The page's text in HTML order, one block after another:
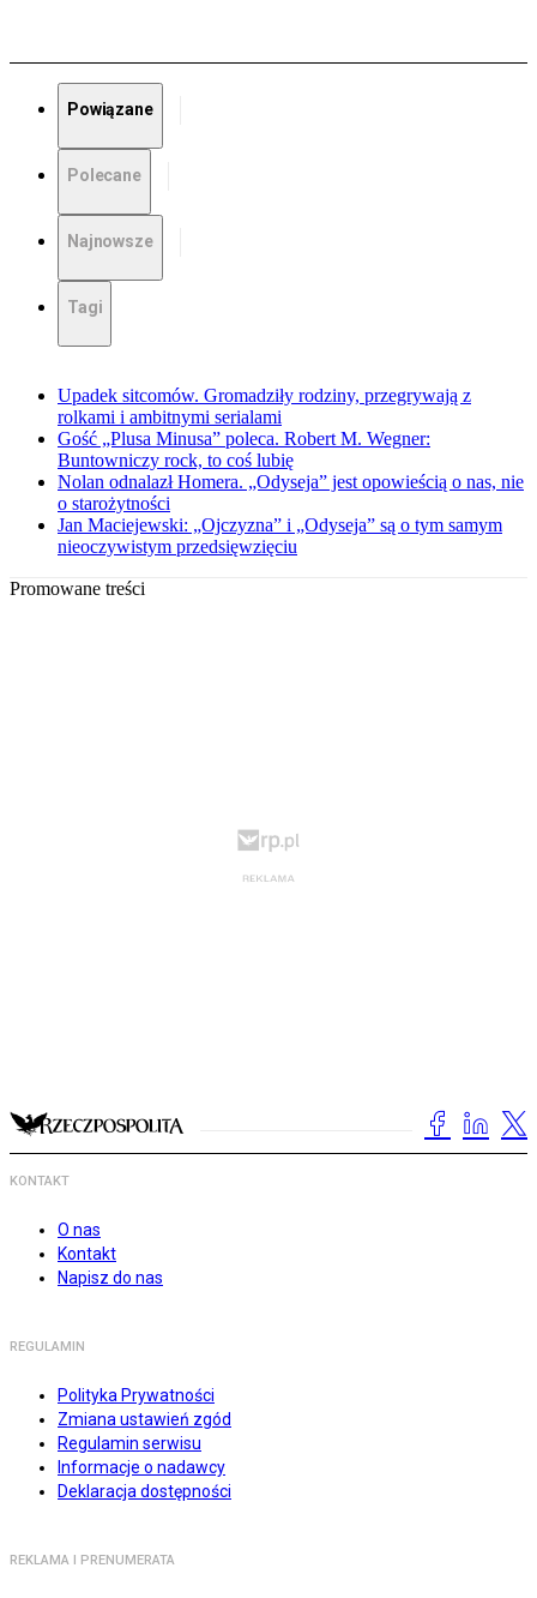
Powiązane
Polecane
Najnowsze
Tagi
Upadek sitcomów. Gromadziły rodziny, przegrywają z
rolkami i ambitnymi serialami
Gość „Plusa Minusa” poleca. Robert M. Wegner:
Buntowniczy rock, to coś lubię
Nolan odnalazł Homera. „Odyseja” jest opowieścią o nas, nie
o starożytności
Jan Maciejewski: „Ojczyzna” i „Odyseja” są o tym samym
nieoczywistym przedsięwzięciu
Promowane treści
KONTAKT
O nas
Kontakt
Napisz do nas
REGULAMIN
Polityka Prywatności
Zmiana ustawień zgód
Regulamin serwisu
Informacje o nadawcy
Deklaracja dostępności
REKLAMA I PRENUMERATA